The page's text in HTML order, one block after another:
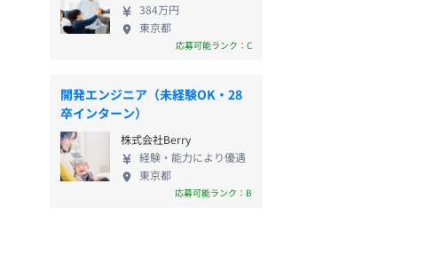
384万円
東京都
応募可能ランク：C
開発エンジニア（未経験OK・28
卒インターン）
株式会社Berry
経験・能力により優遇
東京都
応募可能ランク：B